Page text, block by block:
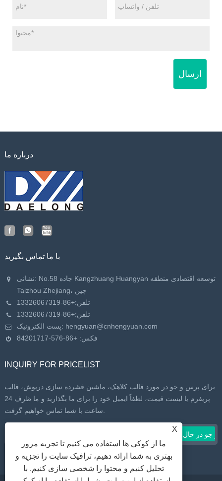
ارسال
درباره ما
با ما تماس بگیرید
نشانی: No.58 جاده Kangzhuang Huangyan توسعه اقتصادی منطقه
Taizhou Zhejiang، چین
تلفن:+86-13326067319
تلفن:+86-13326067319
پست الکترونیک: hengyuan@cnhengyuan.com
فکس: +86-576-84201717
INQUIRY FOR PRICELIST
برای پرس و جو در مورد قالب کلاهک، ماشین فشرده سازی درپوش، قالب
پریفرم یا لیست قیمت، لطفاً ایمیل خود را برای ما بگذارید و ما ظرف 24
ساعت با شما تماس خواهیم گرفت.
X
ما از کوکی ها استفاده می کنیم تا تجربه مرور
بهتری به شما ارائه دهیم، ترافیک سایت را تجزیه و
تحلیل کنیم و محتوا را شخصی سازی کنیم. با